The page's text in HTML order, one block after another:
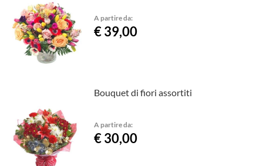
A partire da:
€ 39,00
Bouquet di fiori assortiti
A partire da:
€ 30,00